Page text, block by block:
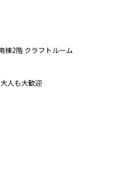
棟2階 クラフトルーム
人も大歓迎